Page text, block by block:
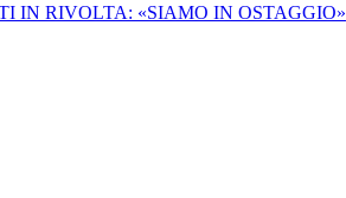
IN RIVOLTA: «SIAMO IN OSTAGGIO»